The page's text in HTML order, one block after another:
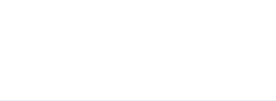
Link, öffnet neues Fenster)
(externer Link, öffnet neues Fenster)